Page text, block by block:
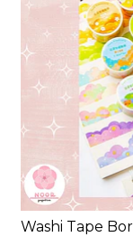
Washi Tape